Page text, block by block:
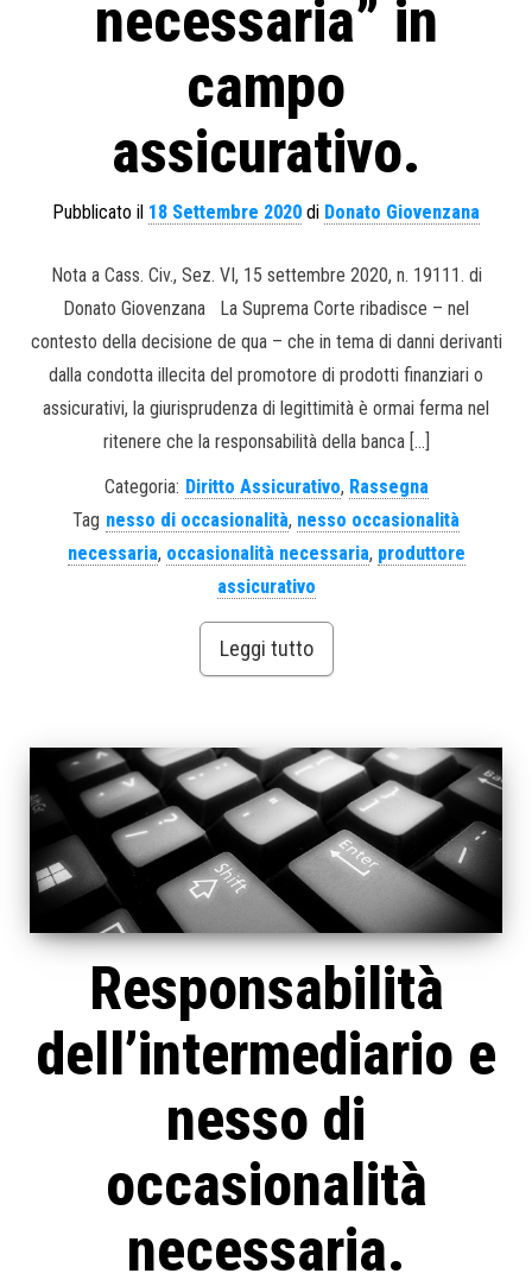
necessaria” in
campo
assicurativo.
Pubblicato il 18 Settembre 2020 di Donato Giovenzana
Nota a Cass. Civ., Sez. VI, 15 settembre 2020, n. 19111. di
Donato Giovenzana La Suprema Corte ribadisce – nel
contesto della decisione de qua – che in tema di danni derivanti
dalla condotta illecita del promotore di prodotti finanziari o
assicurativi, la giurisprudenza di legittimità è ormai ferma nel
ritenere che la responsabilità della banca […]
Categoria: Diritto Assicurativo, Rassegna
Tag nesso di occasionalità, nesso occasionalità
necessaria, occasionalità necessaria, produttore
assicurativo
Leggi tutto
Responsabilità
dell’intermediario e
nesso di
occasionalità
necessaria.